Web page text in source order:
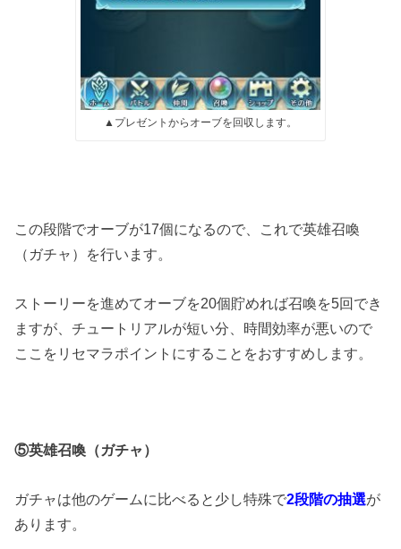
▲プレゼントからオーブを回収します。
この段階でオーブが17個になるので、これで英雄召喚
（ガチャ）を行います。
ストーリーを進めてオーブを20個貯めれば召喚を5回でき
ますが、チュートリアルが短い分、時間効率が悪いので
ここをリセマラポイントにすることをおすすめします。
⑤英雄召喚（ガチャ）
ガチャは他のゲームに比べると少し特殊で2段階の抽選が
あります。